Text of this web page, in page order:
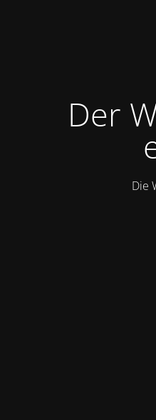
Der
Die